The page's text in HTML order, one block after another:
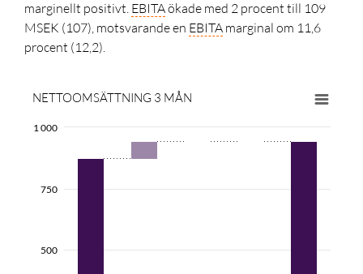
marginellt positivt. EBITAökade med 2 procent till 109
MSEK (107), motsvarande en EBITA marginal om 11,6
procent (12,2).
NETTOOMSÄTTNING 3 MÅN
500
750
1 000